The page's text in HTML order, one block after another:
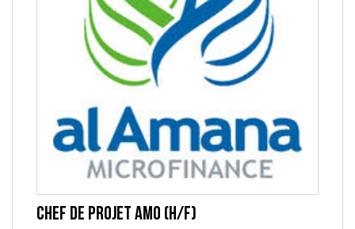
CHEF DE PROJET AMO (H/F)